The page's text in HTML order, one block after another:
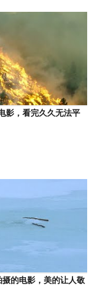
影，看完久久无法平
的电影，美的让人敬